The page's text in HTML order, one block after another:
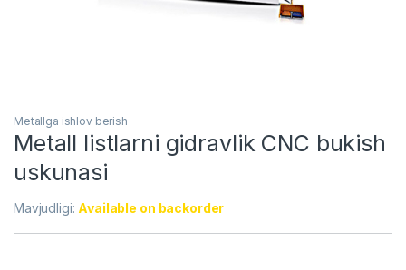
Metallga ishlov berish
Metall listlarni gidravlik CNC bukish
uskunasi
Mavjudligi: Available on backorder